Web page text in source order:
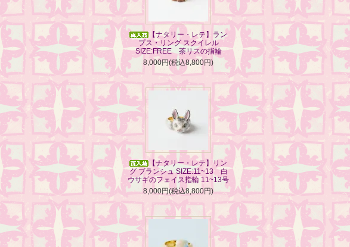
【ナタリー・レテ】ラン
プス・リング スクイレル
SIZE:FREE 茶リスの指輪
8,000円(税込8,800円)
【ナタリー・レテ】リン
グ ブランシュ SIZE:11~13 白
ウサギのフェイス指輪 11~13号
8,000円(税込8,800円)